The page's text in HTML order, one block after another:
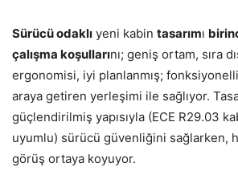
Sürücü odaklı yeni kabin tasarımı
çalışma koşullarını; geniş ortam, sıra
ergonomisi, iyi planlanmış;
araya getiren yerleşimi ile sağlıyor.
güçlendirilmiş yapısıyla (ECE R29.03
uyumlu) sürücü güvenliğini sağlarken,
görüş ortaya koyuyor.